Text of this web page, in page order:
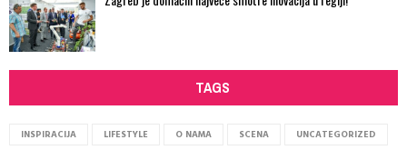
TAGS
INSPIRACIJA LIFESTYLE O NAMA SCENA
UNCATEGORIZED